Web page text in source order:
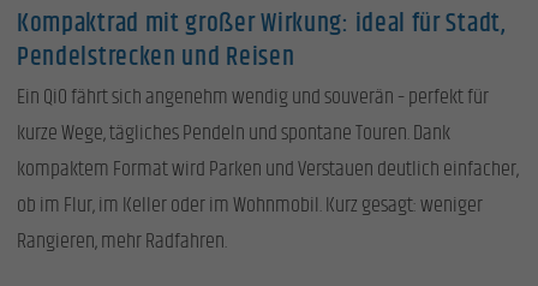
Kompaktrad mit großer Wirkung: ideal für Stadt,
Pendelstrecken und Reisen
Ein QiO fährt sich angenehm wendig und souverän – perfekt für
kurze Wege, tägliches Pendeln und spontane Touren. Dank
kompaktem Format wird Parken und Verstauen deutlich einfacher,
ob im Flur, im Keller oder im Wohnmobil. Kurz gesagt: weniger
Rangieren, mehr Radfahren.